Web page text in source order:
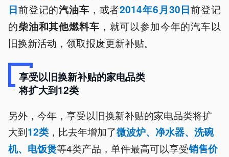
日前登记的汽油车 ，或者2014年6月30日前登记
的柴油和其他燃料车 ，就可以参加今年的汽车以
旧换新活动，领取报废更新补贴。
享受以旧换新补贴的家电品类
将扩大到12类
另外，今年，享受以旧换新补贴的家电品类将扩
大到12类 ，比去年增加了微波炉、净水器、洗碗
机、电饭煲等4类产品，单件最高可以享受销售价